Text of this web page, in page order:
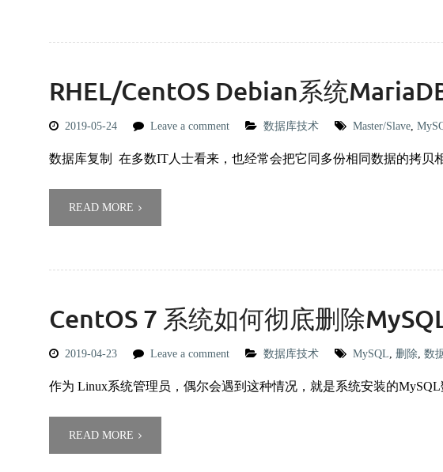
RHEL/CentOS Debian系统
2019-05-24 Leave a comment 数据库技术 Master/Slave,
数据库复制 在多数IT人士看来，也经常会把它同多份相同数据的拷贝
READ MORE
CentOS 7 系统如何彻底删除
2019-04-23 Leave a comment 数据库技术 MySQL, 删除, 数
作为 Linux系统管理员，偶尔会遇到这种情况，就是系统安装的MySQL
READ MORE